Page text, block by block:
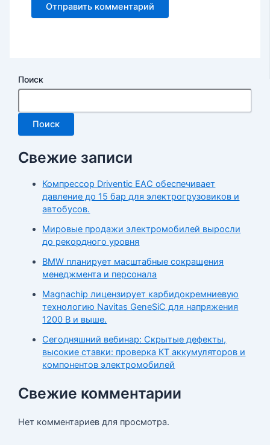
Поиск
Поиск
Свежие записи
Компрессор Driventic EAC обеспечивает
давление до 15 бар для электрогрузовиков и
автобусов.
Мировые продажи электромобилей выросли
до рекордного уровня
BMW планирует масштабные сокращения
менеджмента и персонала
Magnachip лицензирует карбидокремниевую
технологию Navitas GeneSiC для напряжения
1200 В и выше.
Сегодняшний вебинар: Скрытые дефекты,
высокие ставки: проверка КТ аккумуляторов и
компонентов электромобилей
Свежие комментарии
Нет комментариев для просмотра.